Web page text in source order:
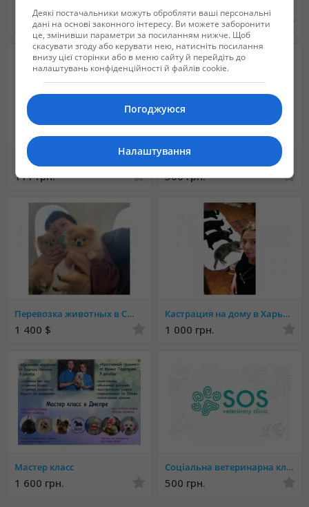
Не указана Не указана
111 грн. 500 грн.
Перевозка животных в США и Канаду из стран СНГ
1 400 $
Кастрация на дому в Харькове
1 000 грн.
Мастер класс
1 600 грн.
Соціальна ветеринарна клініка "SOS"
500 грн.
Деякі постачальники можуть обробляти ваші персональні
дані на основі законного інтересу. Ви можете заборонити
це, змінивши параметри за посиланням нижче. Щоб
скасувати згоду або керувати нею, натисніть посилання
внизу цієї сторінки або в меню сайту й перейдіть до
налаштувань конфіденційності й файлів cookie.
Погоджуюся
Налаштування